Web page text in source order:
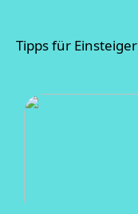
Tipps für